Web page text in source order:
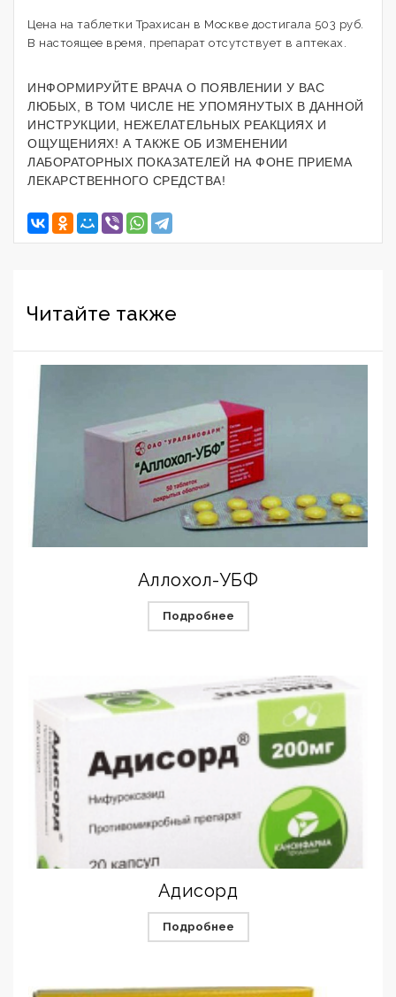
Цена на таблетки Трахисан в Москве достигала 503 руб.
В настоящее время, препарат отсутствует в аптеках.
ИНФОРМИРУЙТЕ ВРАЧА О ПОЯВЛЕНИИ У ВАС
ЛЮБЫХ, В ТОМ ЧИСЛЕ НЕ УПОМЯНУТЫХ В ДАННОЙ
ИНСТРУКЦИИ, НЕЖЕЛАТЕЛЬНЫХ РЕАКЦИЯХ И
ОЩУЩЕНИЯХ! А ТАКЖЕ ОБ ИЗМЕНЕНИИ
ЛАБОРАТОРНЫХ ПОКАЗАТЕЛЕЙ НА ФОНЕ ПРИЕМА
ЛЕКАРСТВЕННОГО СРЕДСТВА!
Читайте также
Аллохол-УБФ
Подробнее
Адисорд
Подробнее